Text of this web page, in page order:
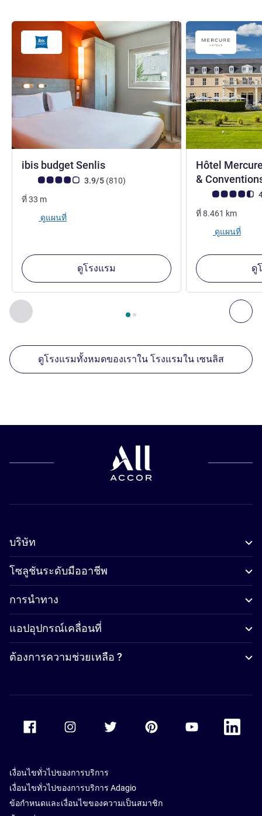
ก่อนหน้า - สถานประกอบการอื่นของเราที่อยู่ใกล้เคียง ถั
หน้า1 , สถานประกอบการอื่นของเราที่อยู่ใกล้เคียง 1 :,
ibis budget Senlis
คะแนนความคิดเห็นจากแขก (เรทติ้งบน ALL)
3.9/5 (810รีวิว รายการ
)
ที่33 m
ดูแผนที่
ดูโรงแรม
Hôtel
&
คะแนนความคิดเ
ที่8.461 km
ดูแผนที่
ดู
ดูโรงแรมทั้งหมดของเราใน โรงแรมใน เซนลิส
บริษัท
โซลูชันระดับมืออาชีพ
การนำทาง
แอปอุปกรณ์เคลื่อนที่
ต้องการความช่วยเหลือ ?
Accor Facebook Accor TwitterAccor PinterestAccor Youtube
Accor
เงื่อนไขทั่วไปของการบริการ
เงื่อนไขทั่วไปของการบริการ Adagio
ข้อกำหนดและเงื่อนไขของความเป็นสมาชิก